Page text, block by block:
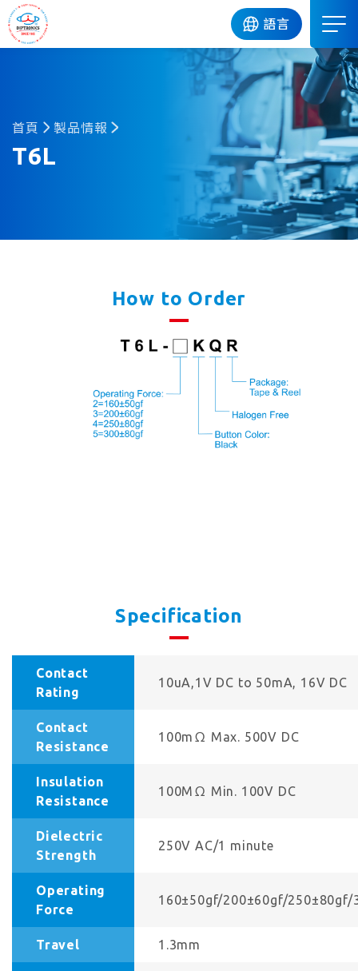
語言
首頁 製品情報
T6L
How to Order
Specification
Contact
Rating
10uA,1V DC to 50mA, 16V DC
Contact
Resistance
100mΩ Max. 500V DC
Insulation
Resistance
100MΩ Min. 100V DC
Dielectric
Strength
250V AC/1 minute
Operating
Force
160±50gf/200±60gf/250±80gf/
Travel 1.3mm